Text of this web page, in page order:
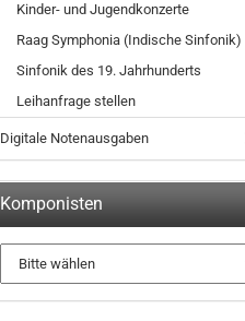
Kinder- und Jugendkonzerte
Raag Symphonia (Indische Sinfonik)
Sinfonik des 19. Jahrhunderts
Leihanfrage stellen
Digitale Notenausgaben
Komponisten